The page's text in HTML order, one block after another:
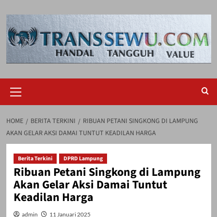
to
content
Menu
HOME BERITA TERKINI
RIBUAN PETANI SINGKONG DI LAMPUNG
AKAN GELAR AKSI DAMAI TUNTUT KEADILAN HARGA
Berita Terkini DPRD Lampung
Ribuan Petani Singkong di Lampung
Akan Gelar Aksi Damai Tuntut
Keadilan Harga
admin 11 Januari 2025